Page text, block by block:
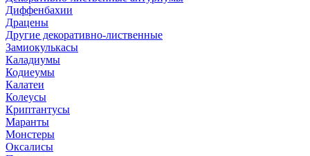
Диффенбахии
Драцены
Другие декоративно-лиственные
Замиокулькасы
Каладиумы
Кодиеумы
Калатеи
Колеусы
Криптантусы
Маранты
Монстеры
Оксалисы